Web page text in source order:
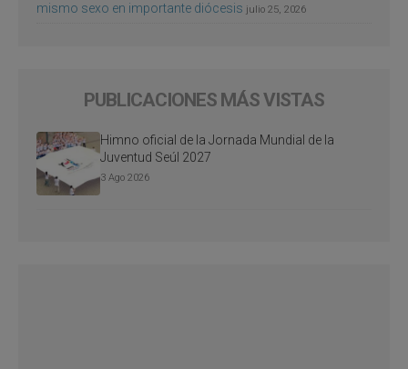
mismo sexo en importante diócesis julio 25, 2026
PUBLICACIONES MÁS VISTAS
Himno oficial de la Jornada Mundial de la
Juventud Seúl 2027
3 Ago 2026